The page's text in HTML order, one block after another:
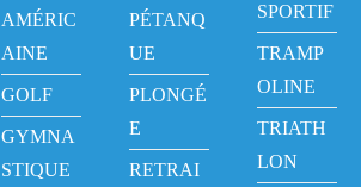
AMÉRIC
AINE
GOLF
GYMNA
STIQUE
PÉTANQ
UE
PLONGÉ
E
RETRAI
SPORTIF
TRAMP
OLINE
TRIATH
LON